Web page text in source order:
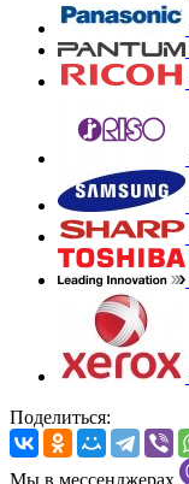
Поделиться:
Мы в мессенджерах